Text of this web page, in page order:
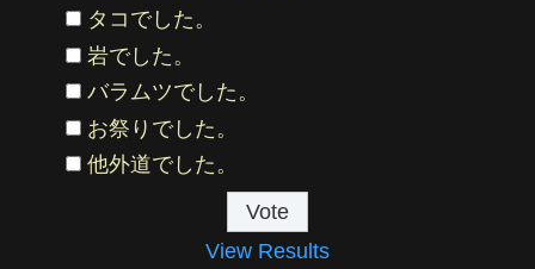
タコでした。
岩でした。
バラムツでした。
お祭りでした。
他外道でした。
View Results